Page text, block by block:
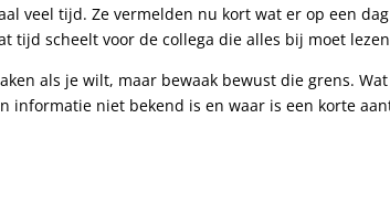
veel tijd. Ze vermelden nu kort wat er op een
tijd scheelt voor de collega die alles bij moet
als je wilt, maar bewaak bewust die grens.
informatie niet bekend is en waar is een korte